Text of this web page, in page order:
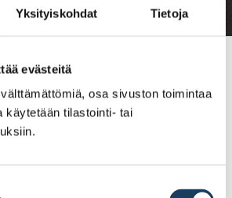
Yksityiskohdat Tietoja
evästeitä
osa sivuston toimintaa
käytetään tilastointi- tai
kysymykset ja vastaukset